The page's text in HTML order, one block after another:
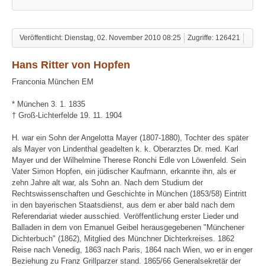
Veröffentlicht: Dienstag, 02. November 2010 08:25 Zugriffe: 126421
Hans Ritter von Hopfen
Franconia München EM
* München 3. 1. 1835
† Groß-Lichterfelde 19. 11. 1904
H. war ein Sohn der Angelotta Mayer (1807-1880), Tochter des später
als Mayer von Lindenthal geadelten k. k. Oberarztes Dr. med. Karl
Mayer und der Wilhelmine Therese Ronchi Edle von Löwenfeld. Sein
Vater Simon Hopfen, ein jüdischer Kaufmann, erkannte ihn, als er
zehn Jahre alt war, als Sohn an. Nach dem Studium der
Rechtswissenschaften und Geschichte in München (1853/58) Eintritt
in den bayerischen Staatsdienst, aus dem er aber bald nach dem
Referendariat wieder ausschied. Veröffentlichung erster Lieder und
Balladen in dem von Emanuel Geibel herausgegebenen "Münchener
Dichterbuch" (1862), Mitglied des Münchner Dichterkreises. 1862
Reise nach Venedig, 1863 nach Paris, 1864 nach Wien, wo er in enger
Beziehung zu Franz Grillparzer stand. 1865/66 Generalsekretär der